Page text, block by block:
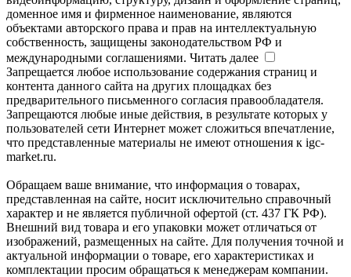
доменное имя и фирменное наименование, являются
объектами авторского права и прав на интеллектуальную
собственность, защищены законодательством РФ и
международными соглашениями. Читать далее
Запрещается любое использование содержания страниц и
контента данного сайта на других площадках без
предварительного письменного согласия правообладателя.
Запрещаются любые иные действия, в результате которых у
пользователей сети Интернет может сложиться впечатление,
что представленные материалы не имеют отношения к igc-
market.ru.
Обращаем ваше внимание, что информация о товарах,
представленная на сайте, носит исключительно справочный
характер и не является публичной офертой (ст. 437 ГК РФ).
Внешний вид товара и его упаковки может отличаться от
изображений, размещенных на сайте. Для получения точной и
актуальной информации о товаре, его характеристиках и
комплектации просим обращаться к менеджерам компании.